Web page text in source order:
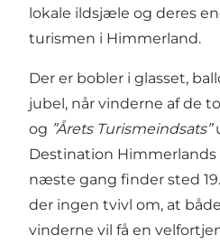
lokale ildsjæle og deres
turismen i Himmerland.
Der er bobler i glasset,
jubel, når vinderne af de
og ”Årets Turismeindsats”
Destination Himmerlands
næste gang finder sted
der ingen tvivl om, at
vinderne vil få en